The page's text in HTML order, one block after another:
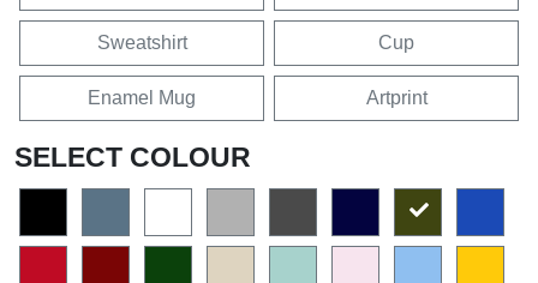
Sweatshirt Cup
Enamel Mug Artprint
SELECT COLOUR